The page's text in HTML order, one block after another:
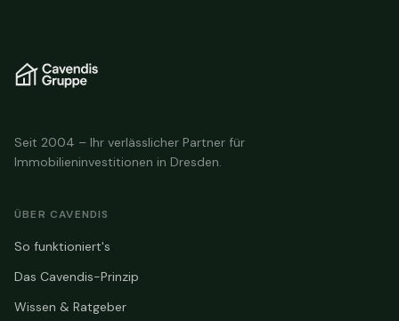
Seit 2004 – Ihr verlässlicher Partner für
Immobilieninvestitionen in Dresden.
ÜBER CAVENDIS
So funktioniert's
Das Cavendis-Prinzip
Wissen & Ratgeber